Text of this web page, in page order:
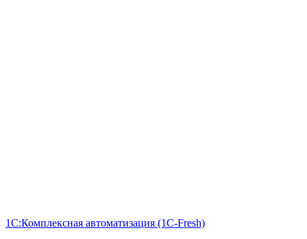
1С:Комплексная автоматизация (1С-Fresh)